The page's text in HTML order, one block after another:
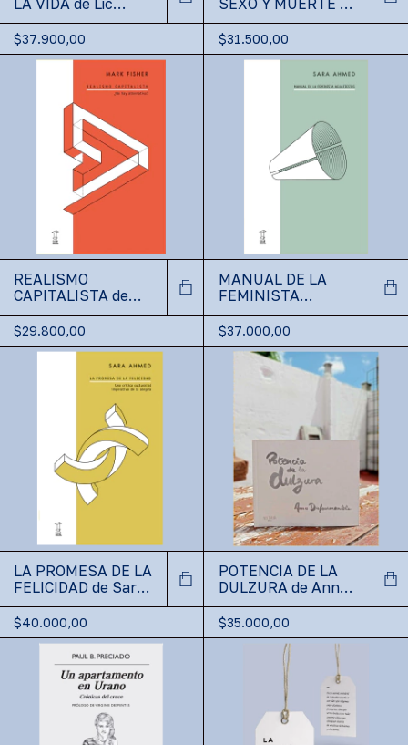
LA VIDA de Lic
Cecilia Ce
$37.900,00
SEXO Y MUERTE de
McKenzie Wark
$31.500,00
REALISMO
CAPITALISTA de
Mark Fisher
$29.800,00
MANUAL DE LA
FEMINISTA
AGUAFIESTAS de
Sara Ahmed
$37.000,00
LA PROMESA DE LA
FELICIDAD de Sara
Ahmed
$40.000,00
POTENCIA DE LA
DULZURA de Anne
Dufourmantelle
$35.000,00